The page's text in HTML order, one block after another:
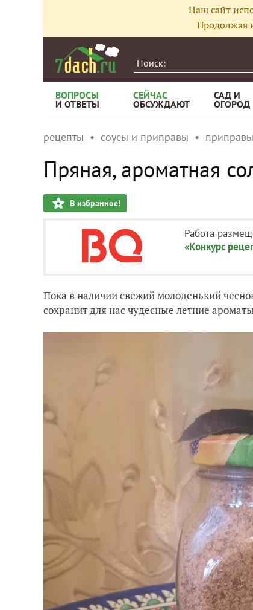
Наш сайт
Продолжая
ВОПРОСЫ
И ОТВЕТЫ
СЕЙЧАС
ОБСУЖДАЮТ
САД И
ОГОРОД
рецепты соусы и приправы приправы
Пряная, ароматная
В избранное!
Работа
«Конкурс
Пока в наличии свежий молоденький
сохранит для нас чудесные летние